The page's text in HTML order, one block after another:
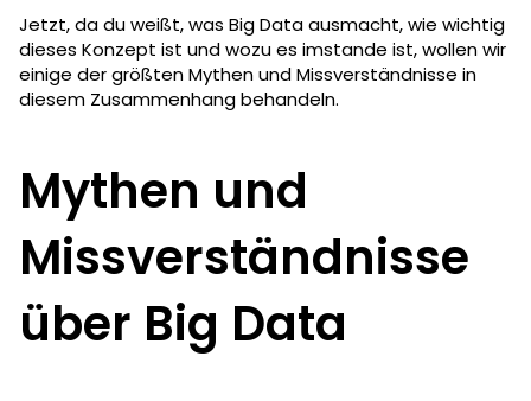
Jetzt, da du weißt, was Big Data ausmacht, wie wichtig
dieses Konzept ist und wozu es imstande ist, wollen wir
einige der größten Mythen und Missverständnisse in
diesem Zusammenhang behandeln.
Mythen und
Missverständnisse
über Big Data